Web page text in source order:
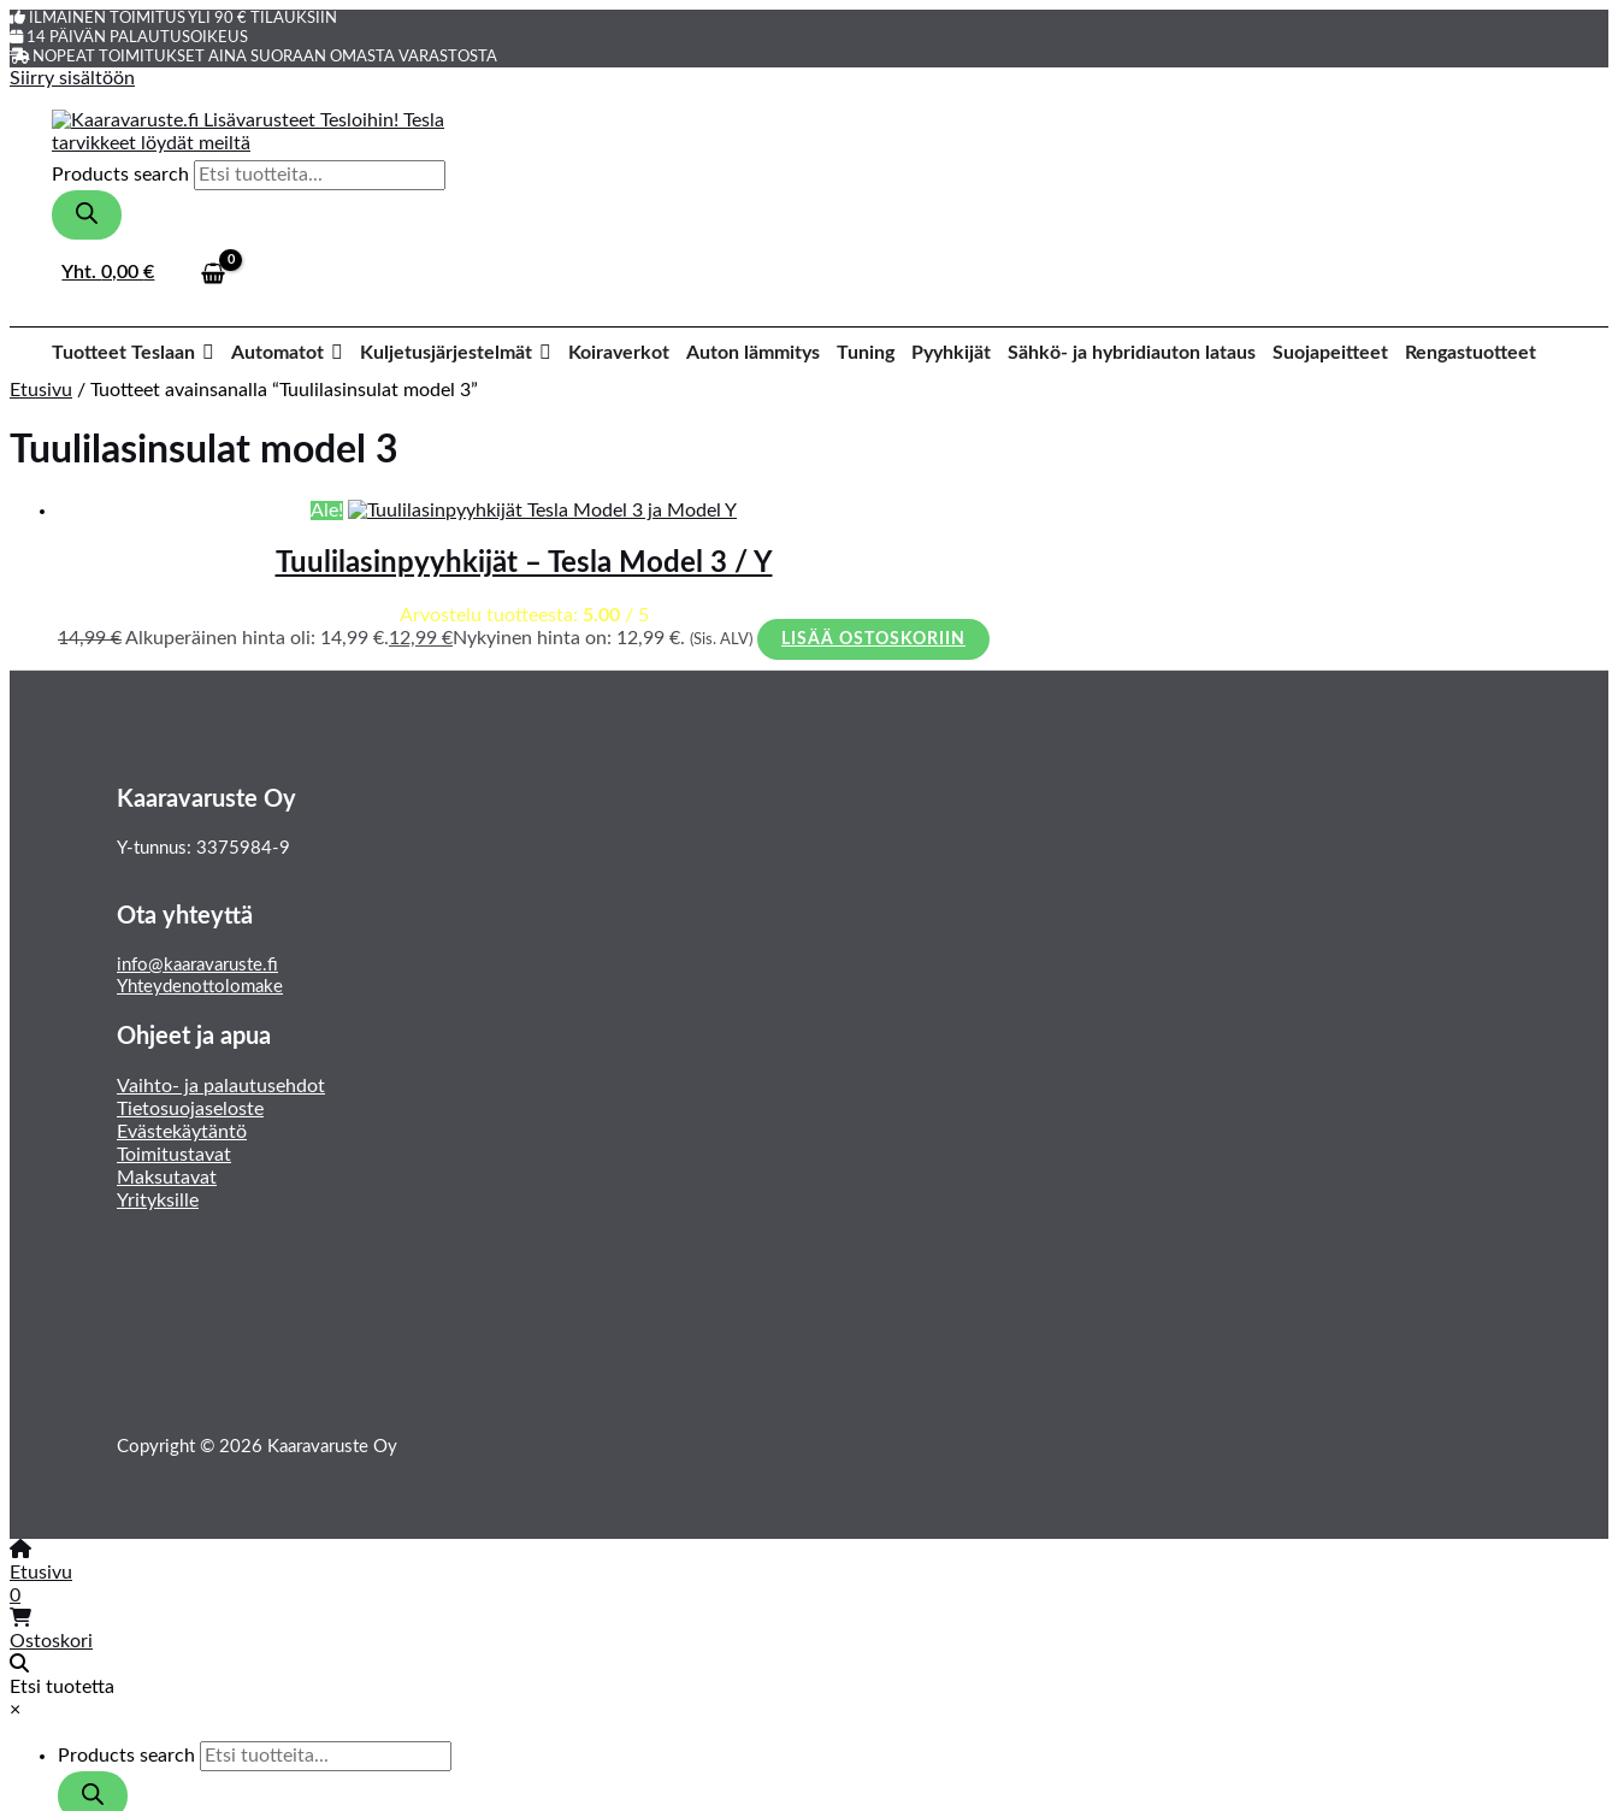
ILMAINEN TOIMITUS YLI 90 € TILAUKSIIN
14 PÄIVÄN PALAUTUSOIKEUS
NOPEAT TOIMITUKSET AINA SUORAAN OMASTA VARASTOSTA
Siirry sisältöön
Products search
Yht.0,00€
Tuotteet Teslaan Automatot Kuljetusjärjestelmät Koiraverkot Auton lämmitys Tuning Pyyhkijät Sähkö- ja hybridiauton lataus Suojapeitteet
Rengastuotteet
Etusivu / Tuotteet avainsanalla “Tuulilasinsulat model 3”
Tuulilasinsulat model 3
Ale!
Tuulilasinpyyhkijät – Tesla Model 3 / Y
Arvostelu tuotteesta: 5.00/ 5
14,99€Alkuperäinen hinta oli: 14,99 €.12,99 €Nykyinen hinta on: 12,99 €. (Sis. ALV) LISÄÄ OSTOSKORIIN
Kaaravaruste Oy
Y-tunnus: 3375984-9
Ota yhteyttä
info@kaaravaruste.fi
Yhteydenottolomake
Ohjeet ja apua
Vaihto- ja palautusehdot
Tietosuojaseloste
Evästekäytäntö
Toimitustavat
Maksutavat
Yrityksille
Copyright © 2026 Kaaravaruste Oy
Etusivu
0
Ostoskori
Etsi tuotetta
×
Products search